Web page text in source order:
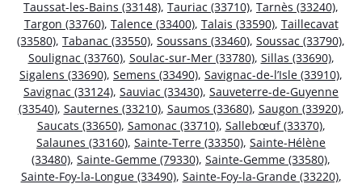
Taussat-les-Bains (33148), Tauriac (33710), Tarnès (33240),
Targon (33760), Talence (33400), Talais (33590), Taillecavat
(33580), Tabanac (33550), Soussans (33460), Soussac (33790),
Soulignac (33760), Soulac-sur-Mer (33780), Sillas (33690),
Sigalens (33690), Semens (33490), Savignac-de-l’Isle (33910),
Savignac (33124), Sauviac (33430), Sauveterre-de-Guyenne
(33540), Sauternes (33210), Saumos (33680), Saugon (33920),
Saucats (33650), Samonac (33710), Sallebœuf (33370),
Salaunes (33160), Sainte-Terre (33350), Sainte-Hélène
(33480), Sainte-Gemme (79330), Sainte-Gemme (33580),
Sainte-Foy-la-Longue (33490), Sainte-Foy-la-Grande (33220),